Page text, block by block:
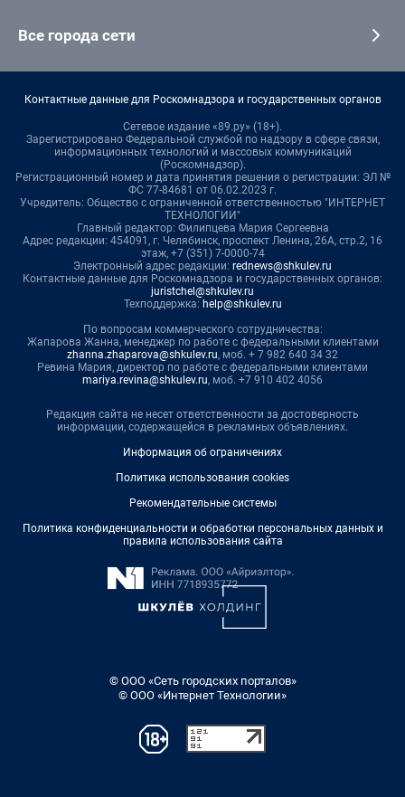
Все города сети
Контактные данные для Роскомнадзора и государственных органов
Сетевое издание «89.ру» (18+).
Зарегистрировано Федеральной службой по надзору в сфере связи,
информационных технологий и массовых коммуникаций
(Роскомнадзор).
Регистрационный номер и дата принятия решения о регистрации: ЭЛ №
ФС 77-84681 от 06.02.2023 г.
Учредитель: Общество с ограниченной ответственностью "ИНТЕРНЕТ
ТЕХНОЛОГИИ"
Главный редактор: Филипцева Мария Сергеевна
Адрес редакции: 454091, г. Челябинск, проспект Ленина, 26А, стр.2, 16
этаж, +7 (351) 7-0000-74
Электронный адрес редакции: rednews@shkulev.ru
Контактные данные для Роскомнадзора и государственных органов:
juristchel@shkulev.ru
Техподдержка: help@shkulev.ru
По вопросам коммерческого сотрудничества:
Жапарова Жанна, менеджер по работе с федеральными клиентами
zhanna.zhaparova@shkulev.ru, моб. + 7 982 640 34 32
Ревина Мария, директор по работе с федеральными клиентами
mariya.revina@shkulev.ru, моб. +7 910 402 4056
Редакция сайта не несет ответственности за достоверность
информации, содержащейся в рекламных объявлениях.
Информация об ограничениях
Политика использования cookies
Рекомендательные системы
Политика конфиденциальности и обработки персональных данных и
правила использования сайта
© ООО «Сеть городских порталов»
© ООО «Интернет Технологии»